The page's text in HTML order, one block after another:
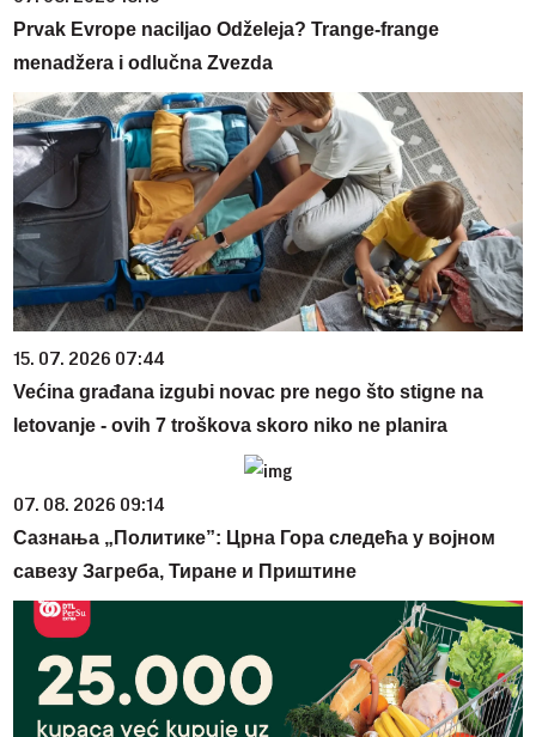
Prvak Evrope naciljao Odželeja? Trange-frange
menadžera i odlučna Zvezda
15. 07. 2026 07:44
Većina građana izgubi novac pre nego što stigne na
letovanje - ovih 7 troškova skoro niko ne planira
07. 08. 2026 09:14
Сазнања „Политике”: Црна Гора следећа у војном
савезу Загреба, Тиране и Приштине